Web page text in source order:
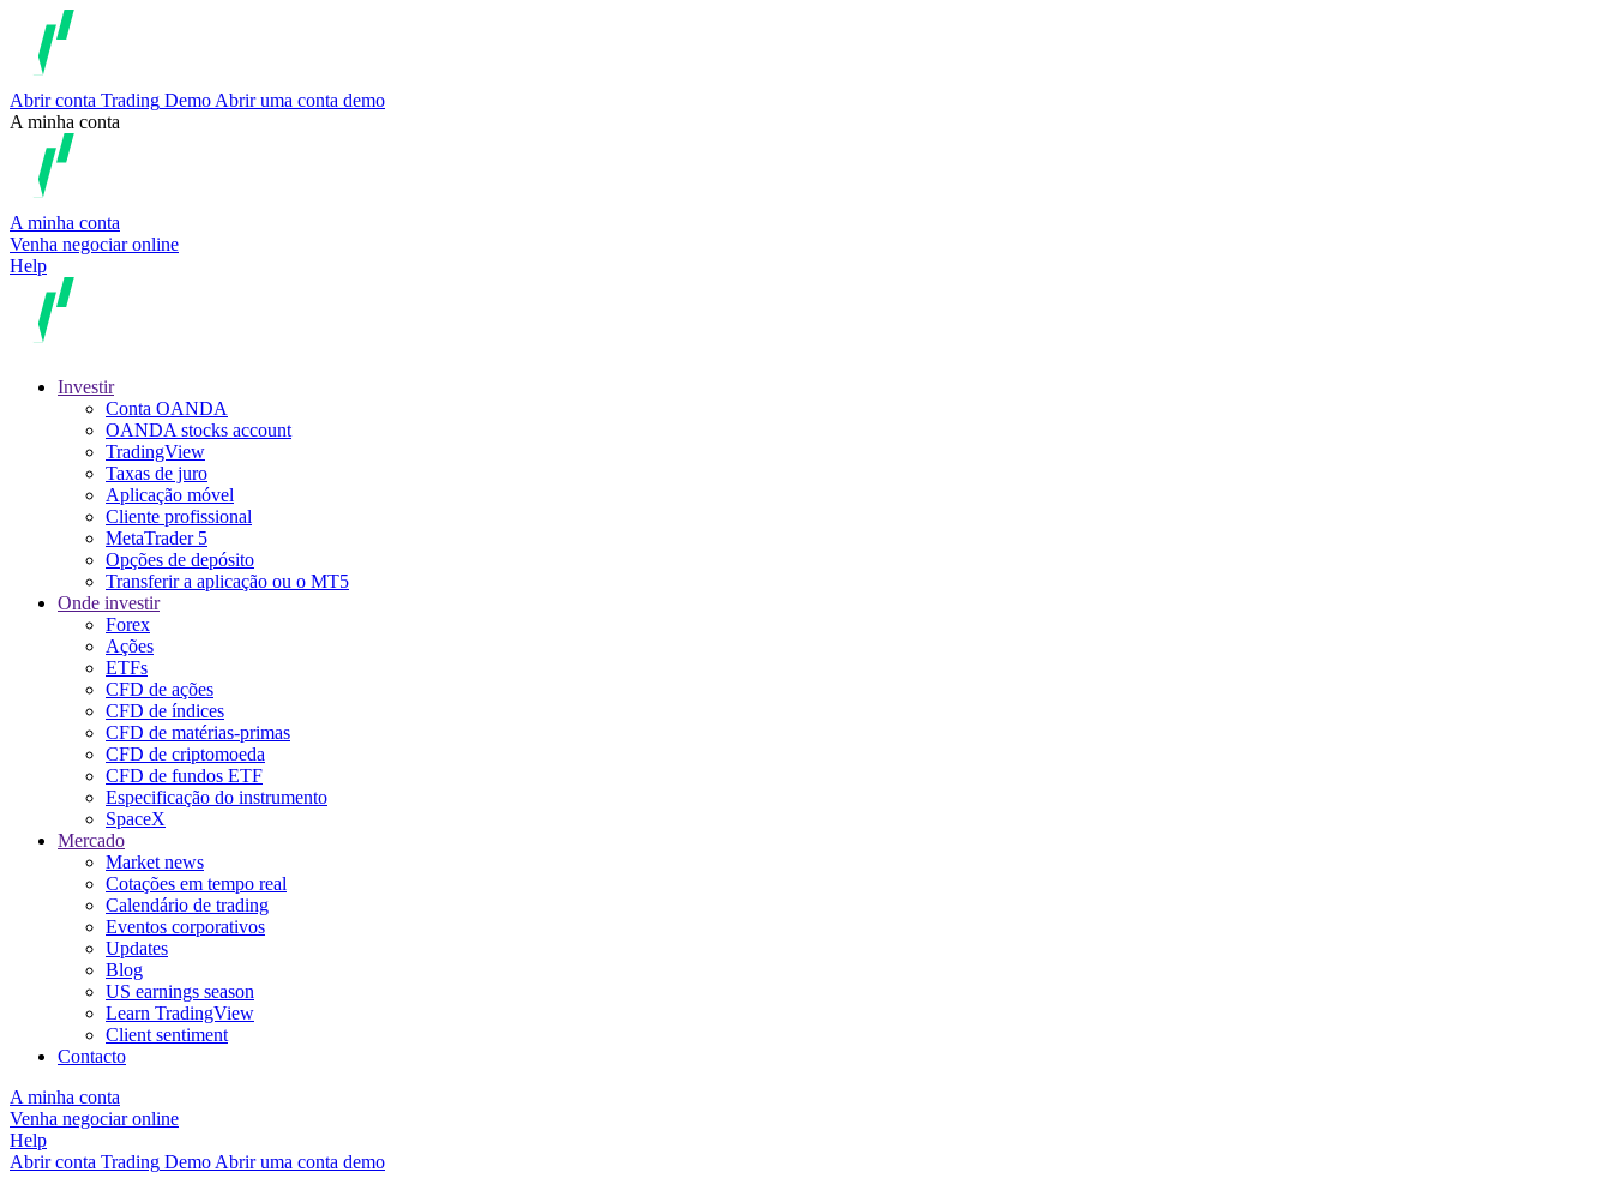
Abrir conta Trading Demo Abrir uma conta demo
A minha conta
A minha conta
Venha negociar online
Help
Investir
Conta OANDA
OANDA stocks account
TradingView
Taxas de juro
Aplicação móvel
Cliente profissional
MetaTrader 5
Opções de depósito
Transferir a aplicação ou o MT5
Onde investir
Forex
Ações
ETFs
CFD de ações
CFD de índices
CFD de matérias-primas
CFD de criptomoeda
CFD de fundos ETF
Especificação do instrumento
SpaceX
Mercado
Market news
Cotações em tempo real
Calendário de trading
Eventos corporativos
Updates
Blog
US earnings season
Learn TradingView
Client sentiment
Contacto
A minha conta
Venha negociar online
Help
Abrir conta Trading Demo Abrir uma conta demo